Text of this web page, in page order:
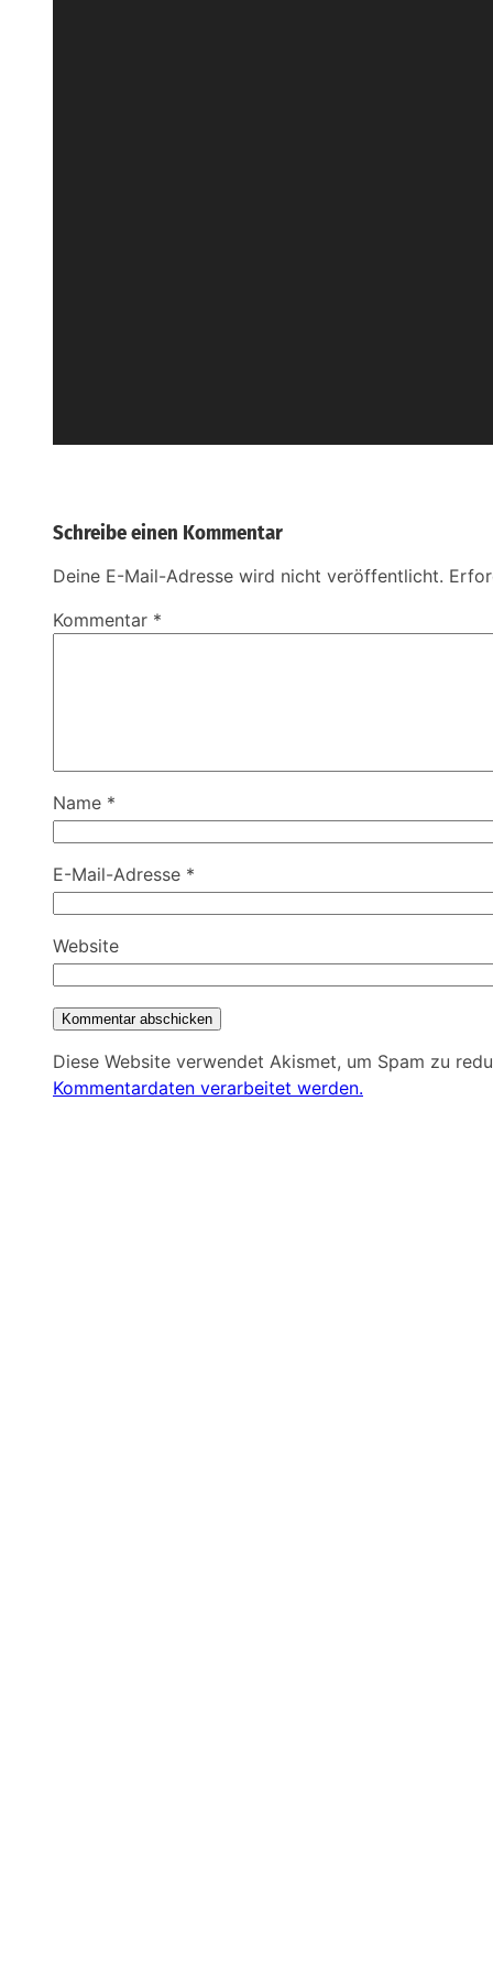
Schreibe einen Kommentar
Deine E-Mail-Adresse wird nicht veröffentlicht.
Kommentar *
Name *
E-Mail-Adresse *
Website
Diese Website verwendet Akismet, um Spam zu
Kommentardaten verarbeitet werden.